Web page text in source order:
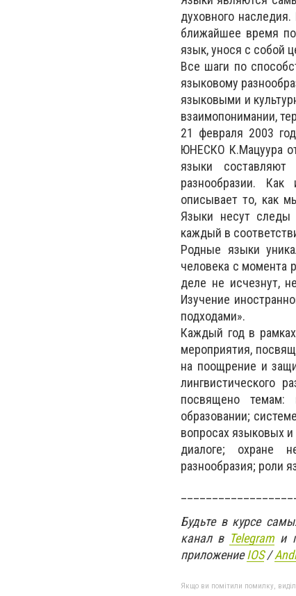
духовного
ближайшее время
язык, унося с собой
Все шаги по
языковому
языковыми и
взаимопонимании,
21 февраля 2003
ЮНЕСКО К.Мацуура
языки
разнообразии.
описывает то, как
Языки несут следы
каждый в
Родные языки
человека с момента
деле не исчезнут,
Изучение
подходами».
Каждый год в
мероприятия,
на поощрение и
лингвистического
посвящено
образовании;
вопросах языковых
диалоге; охране
разнообразия; роли
Будьте в курсе
канал в Telegram и
приложениеIOS/And
Якщо ви помітили помилку,